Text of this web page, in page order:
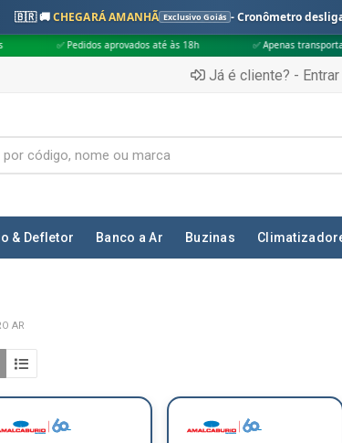
🇧🇷 🚚CHEGARÁ AMANHÃ Exclusivo Goiás - Cronômetro
aprovados até às 18h ✅ Apenas transportadoras
Já é cliente? - Entrar
& Defletor Banco a Ar Buzinas
AR